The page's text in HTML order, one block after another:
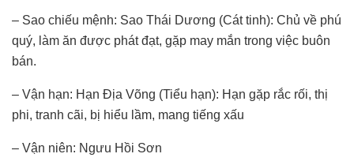
– Sao chiếu mệnh: Sao Thái Dương (Cát tinh): Chủ về phú
quý, làm ăn được phát đạt, gặp may mắn trong việc buôn
bán.
– Vận hạn: Hạn Địa Võng (Tiểu hạn): Hạn gặp rắc rối, thị
phi, tranh cãi, bị hiểu lầm, mang tiếng xấu
– Vận niên: Ngưu Hồi Sơn